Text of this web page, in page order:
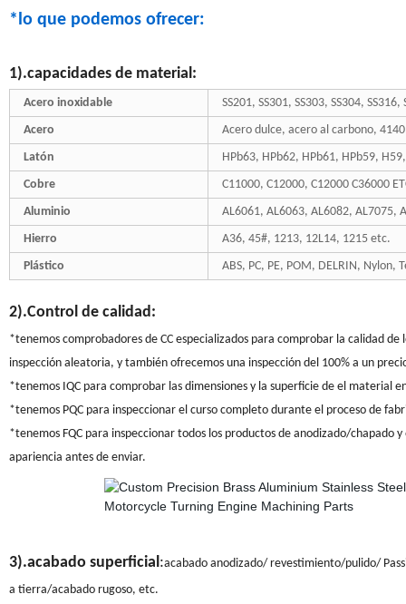
*lo que podemos ofrecer:
1).capacidades de material:
Acero inoxidable
SS201, SS301, SS303, SS304,
Acero
Acero dulce, acero al carbono,
Latón
HPb63, HPb62, HPb61, HPb59,
Cobre
C11000, C12000, C12000 C36000
Aluminio
AL6061, AL6063, AL6082, AL7075,
Hierro
A36, 45#, 1213, 12L14, 1215 etc.
Plástico
ABS, PC, PE, POM, DELRIN, Nylon,
2).Control de calidad:
*tenemos comprobadores de CC especializados para comprobar la calidad
inspección aleatoria, y también ofrecemos una inspección del 100% a un
*tenemos IQC para comprobar las dimensiones y la superficie de el material
*tenemos PQC para inspeccionar el curso completo durante el proceso de
*tenemos FQC para inspeccionar todos los productos de anodizado/chapado
apariencia antes de enviar.
3).acabado superficial:acabado anodizado/ revestimiento/pulido/
a tierra/acabado rugoso, etc.